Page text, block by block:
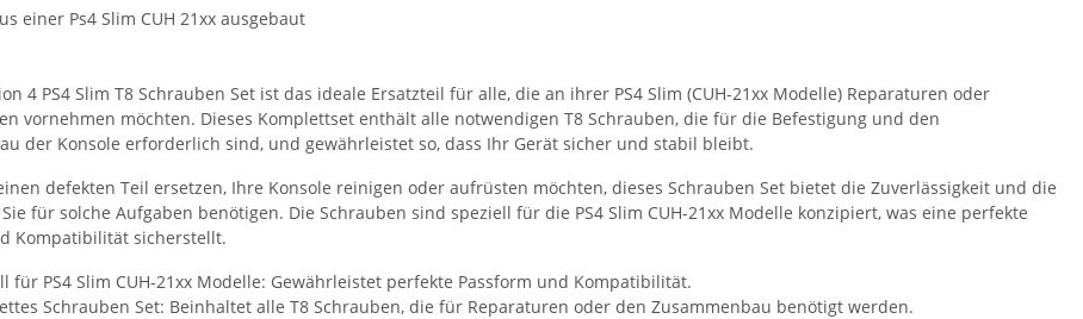
einer Ps4 Slim CUH 21xx ausgebaut
4 PS4 Slim T8 Schrauben Set ist das ideale Ersatzteil für alle, die an ihrer PS4 Slim (CUH-21xx Modelle) Reparaturen oder
vornehmen möchten. Dieses Komplettset enthält alle notwendigen T8 Schrauben, die für die Befestigung und den
der Konsole erforderlich sind, und gewährleistet so, dass Ihr Gerät sicher und stabil bleibt.
defekten Teil ersetzen, Ihre Konsole reinigen oder aufrüsten möchten, dieses Schrauben Set bietet die Zuverlässigkeit und die
für solche Aufgaben benötigen. Die Schrauben sind speziell für die PS4 Slim CUH-21xx Modelle konzipiert, was eine perfekte
Kompatibilität sicherstellt.
für PS4 Slim CUH-21xx Modelle: Gewährleistet perfekte Passform und Kompatibilität.
Schrauben Set: Beinhaltet alle T8 Schrauben, die für Reparaturen oder den Zusammenbau benötigt werden.